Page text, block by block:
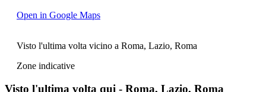
Open in Google Maps
Visto l'ultima volta vicino a Roma, Lazio, Roma
Zone indicative
Visto l'ultima volta qui - Roma, Lazio, Roma